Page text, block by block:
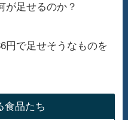
が足せるのか？
円で足せそうなものを
食品たち